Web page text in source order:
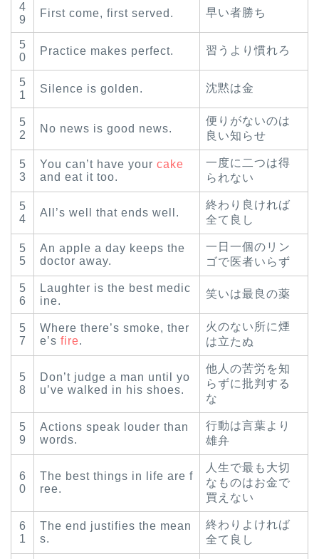
4
9
First come, first served. 早い者勝ち
5
0
Practice makes perfect. 習うより慣れろ
5
1
Silence is golden. 沈黙は金
5
2
No news is good news.
便りがないのは
良い知らせ
5
3
You can’t have your cake
and eat it too.
一度に二つは得
られない
5
4
All’s well that ends well.
終わり良ければ
全て良し
5
5
An apple a day keeps the
doctor away.
一日一個のリン
ゴで医者いらず
5
6
Laughter is the best medic
ine.
笑いは最良の薬
5
7
Where there’s smoke, ther
e’s fire.
火のない所に煙
は立たぬ
5
8
Don’t judge a man until yo
u’ve walked in his shoes.
他人の苦労を知
らずに批判する
な
5
9
Actions speak louder than
words.
行動は言葉より
雄弁
6
0
The best things in life are f
ree.
人生で最も大切
なものはお金で
買えない
6
1
The end justifies the mean
s.
終わりよければ
全て良し